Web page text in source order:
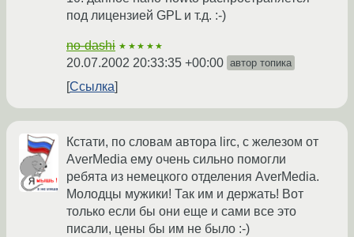
под лицензией GPL и т.д. :-)
no-dashi ★★★★★
20.07.2002 20:33:35 +00:00 автор топика
Ссылка
Кстати, по словам автора lirc, с железом от
AverMedia ему очень сильно помогли
ребята из немецкого отделения AverMedia.
Молодцы мужики! Так им и держать! Вот
только если бы они еще и сами все это
писали, цены бы им не было :-)